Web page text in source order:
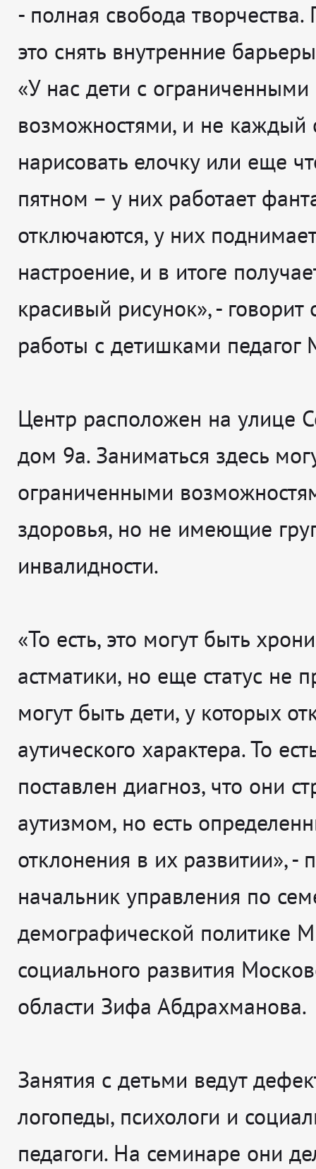
- полная свобода творчества.
это снять внутренние
«У нас дети с ограниченными
возможностями, и не каждый
нарисовать елочку или еще
пятном – у них работает
отключаются, у них
настроение, и в итоге
красивый рисунок», - говорит
работы с детишками
Центр расположен на улице
дом 9а. Заниматься здесь
ограниченными
здоровья, но не имеющие
инвалидности.
«То есть, это могут быть
астматики, но еще статус не
могут быть дети, у которых
аутического характера. То
поставлен диагноз, что они
аутизмом, но есть
отклонения в их развитии», -
начальник управления по
демографической политике
социального развития
области Зифа Абдрахманова.
Занятия с детьми ведут
логопеды, психологи и
педагоги. На семинаре они